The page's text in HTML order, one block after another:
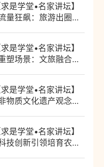
是学堂•名家讲坛】
量狂飙：旅游出圈的
是学堂•名家讲坛】
塑场景：文旅融合中
是学堂•名家讲坛】
物质文化遗产观念与
是学堂•名家讲坛】
技创新引领培育农业